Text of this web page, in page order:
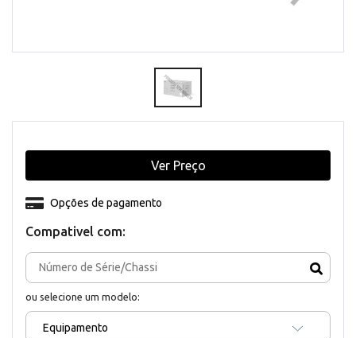
Compativel com:
ou selecione um modelo:
Equipamento
Opções de pagamento
Ver Preço